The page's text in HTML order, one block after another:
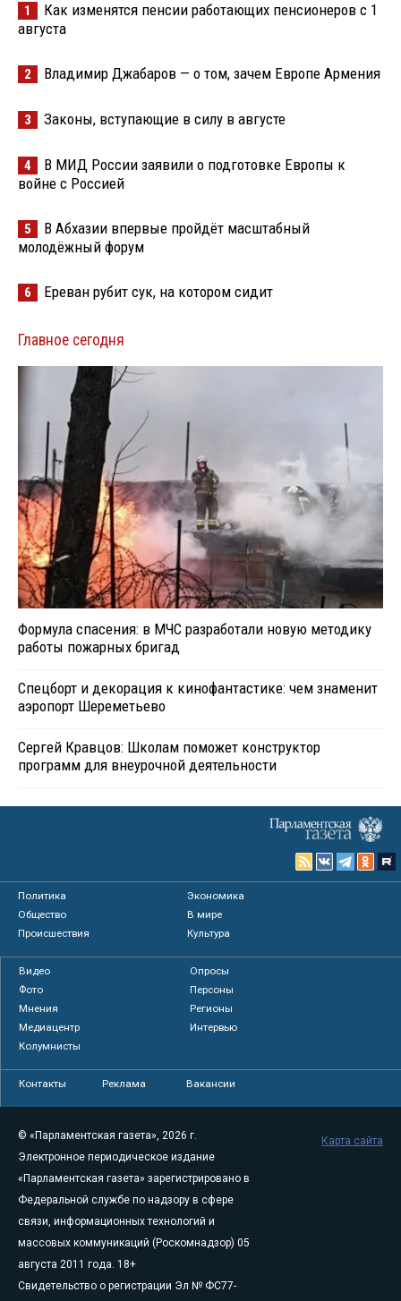
1
Как изменятся пенсии работающих пенсионеров с 1
августа
2 Владимир Джабаров — о том, зачем Европе Армения
3 Законы, вступающие в силу в августе
4
В МИД России заявили о подготовке Европы к
войне с Россией
5
В Абхазии впервые пройдёт масштабный
молодёжный форум
6 Ереван рубит сук, на котором сидит
Главное сегодня
Формула спасения: в МЧС разработали новую методику
работы пожарных бригад
Спецборт и декорация к кинофантастике: чем знаменит
аэропорт Шереметьево
Сергей Кравцов: Школам поможет конструктор
программ для внеурочной деятельности
Политика
Экономика
Общество
В мире
Происшествия
Культура
Видео
Опросы
Фото
Персоны
Мнения
Регионы
Медиацентр
Интервью
Колумнисты
Контакты Реклама Вакансии
© «Парламентская газета», 2026 г.
Электронное периодическое издание
«Парламентская газета» зарегистрировано в
Федеральной службе по надзору в сфере
связи, информационных технологий и
массовых коммуникаций (Роскомнадзор) 05
августа 2011 года. 18+
Свидетельство о регистрации Эл № ФС77-
Карта сайта